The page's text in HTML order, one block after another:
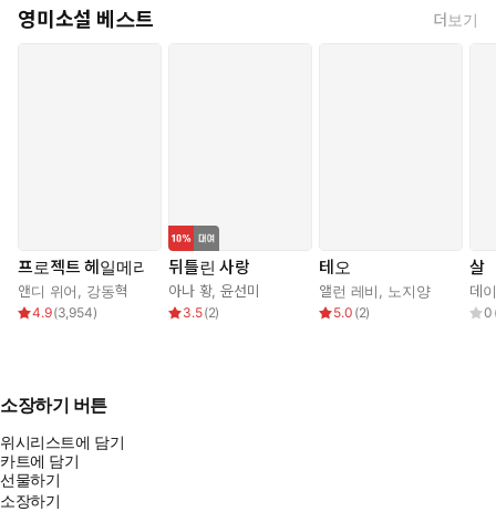
영미소설 베스트 더보기
프로젝트 헤일메리
앤디 위어 강동혁
4.9(3,954)
뒤틀린 사랑
아나 황,윤선미
3.5(2)
테오
앨런 레비 노지양
5.0 (2)
살
데
0
소장하기 버튼
위시리스트에 담기
카트에 담기
선물하기
소장하기